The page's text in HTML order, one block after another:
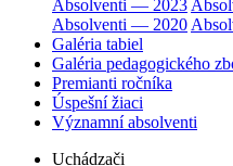
Absolventi — 2023
Absolventi — 2020
Galéria tabiel
Galéria pedagogického
Premianti ročníka
Úspešní žiaci
Významní absolventi
Uchádzači